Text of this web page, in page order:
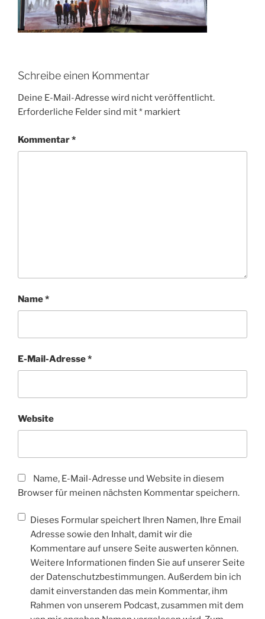
Schreibe einen Kommentar
Deine E-Mail-Adresse wird nicht veröffentlicht.
Erforderliche Felder sind mit* markiert
Kommentar*
Name*
E-Mail-Adresse*
Website
Name, E-Mail-Adresse und Website in diesem
Browser für meinen nächsten Kommentar speichern.
Dieses Formular speichert Ihren Namen, Ihre Email
Adresse sowie den Inhalt, damit wir die
Kommentare auf unsere Seite auswerten können.
Weitere Informationen finden Sie auf unserer Seite
der Datenschutzbestimmungen. Außerdem bin ich
damit einverstanden das mein Kommentar, ihm
Rahmen von unserem Podcast, zusammen mit dem